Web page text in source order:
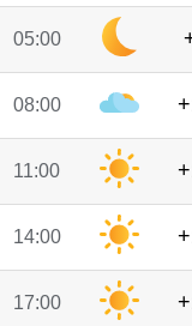
05:00
08:00
11:00
14:00
17:00